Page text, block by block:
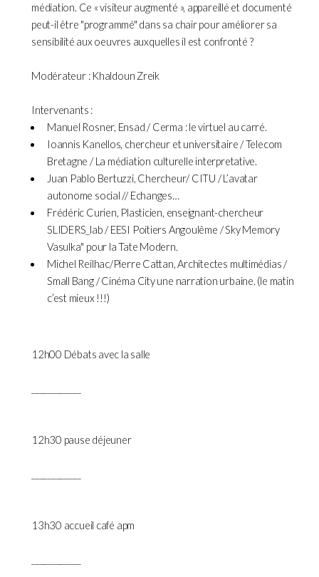
médiation. Ce « visiteur augmenté », appareillé et documenté
peut-il être "programmé" dans sa chair pour améliorer sa
sensibilité aux oeuvres auxquelles il est confronté ?
Modérateur : Khaldoun Zreik
Intervenants :
Manuel Rosner, Ensad / Cerma : le virtuel au carré.
Ioannis Kanellos, chercheur et universitaire / Telecom
Bretagne / La médiation culturelle interpretative.
Juan Pablo Bertuzzi, Chercheur/ CITU / L’avatar
autonome social // Echanges…
Frédéric Curien, Plasticien, enseignant-chercheur
SLIDERS_lab / EESI Poitiers Angoulême / Sky Memory
Vasulka" pour la Tate Modern.
Michel Reilhac/Pierre Cattan, Architectes multimédias /
Small Bang / Cinéma City une narration urbaine. (le matin
c’est mieux !!!)
12h00 Débats avec la salle
12h30 pause déjeuner
13h30 accueil café apm